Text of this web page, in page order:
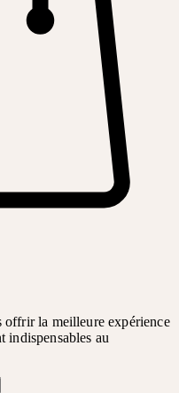
offrir la meilleure expérience
indispensables au